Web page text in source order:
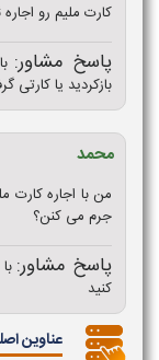
کارت ملیم رو اجاره
پاسخ مشاور:
بازکردید یا کارتی
محمد
من با اجاره
جرم می کنن؟
پاسخ مشاور:
کنید
عناوین